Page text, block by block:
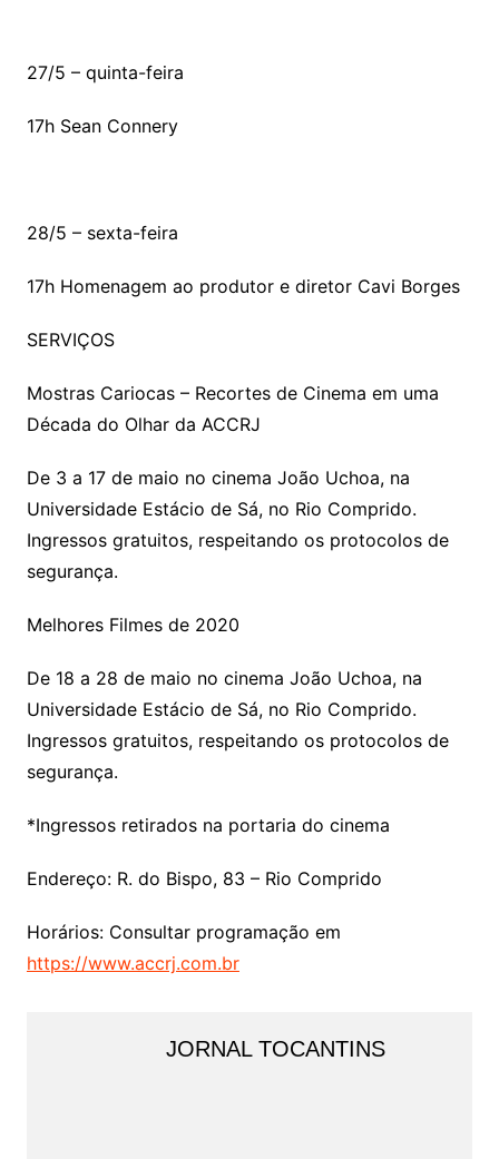
27/5 – quinta-feira
17h Sean Connery
28/5 – sexta-feira
17h Homenagem ao produtor e diretor Cavi Borges
SERVIÇOS
Mostras Cariocas – Recortes de Cinema em uma
Década do Olhar da ACCRJ
De 3 a 17 de maio no cinema João Uchoa, na
Universidade Estácio de Sá, no Rio Comprido.
Ingressos gratuitos, respeitando os protocolos de
segurança.
Melhores Filmes de 2020
De 18 a 28 de maio no cinema João Uchoa, na
Universidade Estácio de Sá, no Rio Comprido.
Ingressos gratuitos, respeitando os protocolos de
segurança.
*Ingressos retirados na portaria do cinema
Endereço: R. do Bispo, 83 – Rio Comprido
Horários: Consultar programação em
https://www.accrj.com.br
JORNAL TOCANTINS